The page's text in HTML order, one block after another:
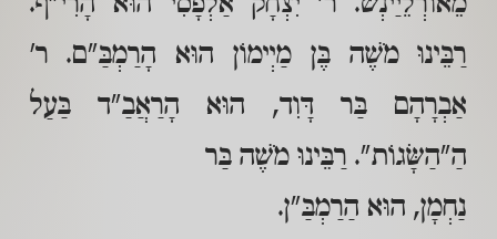
רַבֵּינוּ מֹשֶׁה בֶּן מַיְימוֹן הוּא הָרַמְבַּ"ם. ר'
אַבְרָהָם בַּר דָּוִד, הוּא הָרַאֲבַ"ד בַּעַל
הַ"הַשָּׂגוֹת". רַבֵּינוּ מֹשֶׁה בַּר
נַחְמָן, הוּא הַרַמְבַּ"ן.